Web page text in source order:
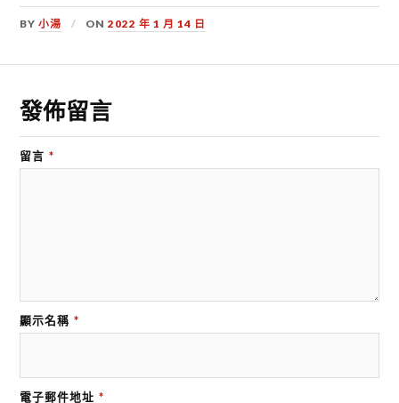
BY小湯 ON2022 年 1 月 14 日
發佈留言
留言 *
顯示名稱 *
電子郵件地址 *